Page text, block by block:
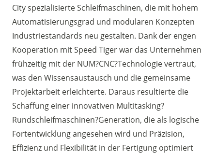
City spezialisierte Schleifmaschinen, die mit hohem
Automatisierungsgrad und modularen Konzepten
Industriestandards neu gestalten. Dank der engen
Kooperation mit Speed Tiger war das Unternehmen
frühzeitig mit der NUM?CNC?Technologie vertraut,
was den Wissensaustausch und die gemeinsame
Projektarbeit erleichterte. Daraus resultierte die
Schaffung einer innovativen Multitasking?
Rundschleifmaschinen?Generation, die als logische
Fortentwicklung angesehen wird und Präzision,
Effizienz und Flexibilität in der Fertigung optimiert